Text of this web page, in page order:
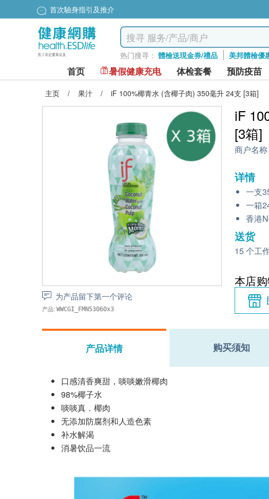
首次驗身指引及推介
热门搜寻： 體檢送現金券/禮品 美邦體檢優
首页 暑假健康充电 体检套餐 预防疫苗
主页 / 果汁 / iF 100%椰青水 (含椰子肉) 350毫升 24支 [3箱]
为产品留下第一个评论
产品: WWCGI_FMN53060x3
iF
[3箱]
商户名称
详情
一支
一箱
香港
送货
15 个工
本店
产品详情 购买须知
口感清香爽甜，啖啖嫩滑椰肉
98%椰子水
啖啖真．椰肉
无添加防腐剂和人造色素
补水解渴
消暑饮品一流